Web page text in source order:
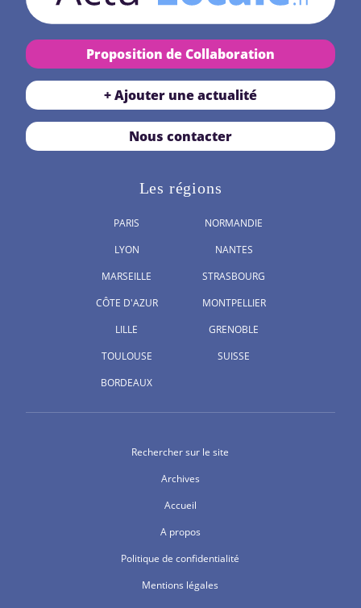
Proposition de Collaboration
+ Ajouter une actualité
Nous contacter
Les régions
PARIS
LYON
MARSEILLE
CÔTE D'AZUR
LILLE
TOULOUSE
BORDEAUX
NORMANDIE
NANTES
STRASBOURG
MONTPELLIER
GRENOBLE
SUISSE
Rechercher sur le site
Archives
Accueil
A propos
Politique de confidentialité
Mentions légales